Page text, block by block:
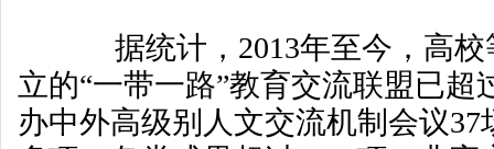
据统计，2013年至今，高校
立的“一带一路”教育交流联盟已超
办中外高级别人文交流机制会议37